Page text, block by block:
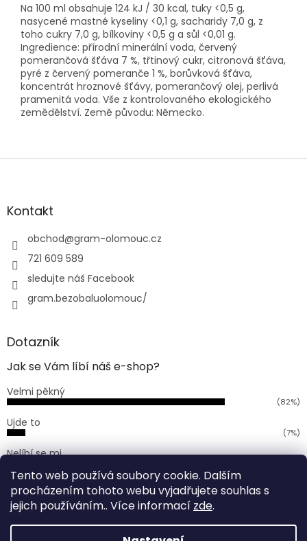
Tento web používá soubory cookie. Dalším
procházením tohoto webu vyjadřujete souhlas s
jejich používáním.. Více informací zde.
Na 100 ml obsahuje 124 kJ / 30 kcal, tuky <0,5 g,
nasycené mastné kyseliny <0,1 g, sacharidy 7,0 g, z
toho cukry 7,0 g, bílkoviny <0,5 g a sůl <0,01 g.
Ingredience: přírodní minerální voda, červený
pomerančová šťáva 7 %, třtinový cukr, citronová šťáva,
pyré z červený pomeranče 1 %, borůvková šťáva,
koncentrát hroznové šťávy, pomerančový olej, perlivá
pramenitá voda. Vše z kontrolovaného ekologického
zemědělství. Země původu: Německo.
Z
aKontakt
obchod@gram-olomouc.cz
721 609 589
sledujte náš Facebook
gram.bezobaluolomouc/
Dotazník
Jak se Vám líbí náš e-shop?
Velmi pěkný
(82%)
Ujde to
(7%)
Nelíbí se mi
Počet hlasů:168